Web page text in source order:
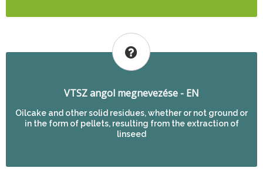
VTSZ angol megnevezése - EN
Oilcake and other solid residues, whether or not ground or
in the form of pellets, resulting from the extraction of
linseed